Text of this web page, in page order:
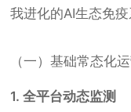
我进化的AI生态免
（一）基础常态化
1. 全平台动态监测